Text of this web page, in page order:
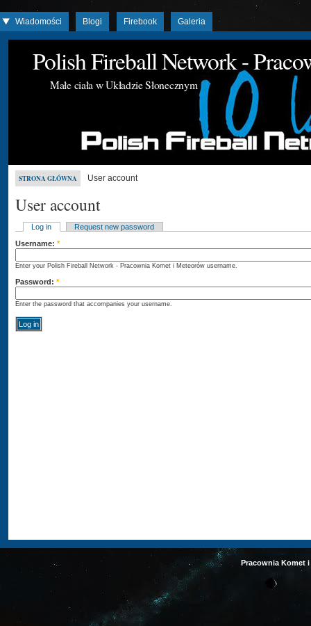
Wiadomości Blogi Firebook Galeria
Polish Fireball Network -
Małe ciała w Układzie Słonecznym
STRONA GŁÓWNA User account
User account
Log in
Request new password
Username: *
Enter your Polish Fireball Network - Pracownia Komet i Meteorów username.
Password: *
Enter the password that accompanies your username.
Pracownia Komet